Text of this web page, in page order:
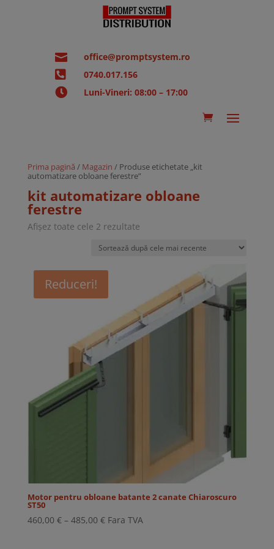
 office@promptsystem.ro
 0740.017.156
 Luni-Vineri: 08:00 – 17:00
Prima pagină / Magazin / Produse etichetate „kit
automatizare obloane ferestre”
kit automatizare obloane
ferestre
Afișez toate cele 2 rezultateSortat
cele
mai
Reduceri!
Motor pentru obloane batante 2 canate Chiaroscuro
ST50
460,00 € – 485,00 €Interval
Fara TVA